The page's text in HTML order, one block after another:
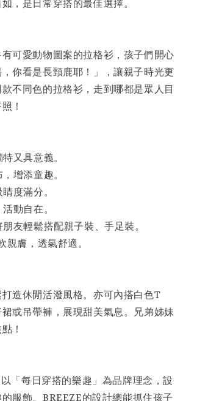
，是日常穿搭的最佳選擇。
可愛動物圖案的拉格衫，孩子們開心
你看是長頸鹿耶！」，讓親子時光更
不同色的拉格衫，走到哪都是眾人目
！
又具意義。
增添童趣。
度滿分。
動自在。
友輕鬆搭配親子裝、手足裝。
膚，透氣舒適。
造休閒活潑風格。亦可內搭白色T
或吊帶褲，展現甜美氣息。兄弟姊妹
！
「每日穿搭的樂趣」為品牌理念，設
服飾。BREEZE的設計總能抓住孩子